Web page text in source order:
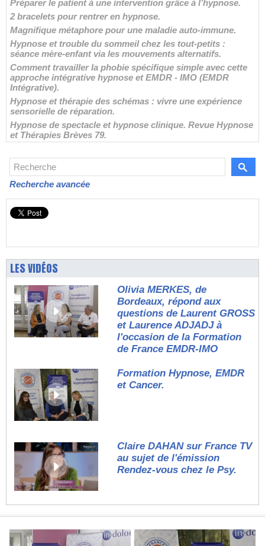
Préparer le patient à une intervention grâce à l’hypnose.
2 bracelets pour rentrer en hypnose.
Magnifique métaphore pour une maladie auto-immune.
Hypnose et trouble du sommeil chez les tout-petits :
séance mère-enfant via les mouvements alternatifs.
Comment travailler la phobie spécifique simple avec cette
approche intégrative hypnose et EMDR - IMO (EMDR
Intégrative).
Hypnose et thérapie des schémas : vivre une expérience
sensorielle de réparation.
Hypnose de spectacle et hypnose clinique. Revue Hypnose
et Thérapies Brèves 79.
Recherche avancée
LES VIDÉOS
Olivia MERKES, de
Bordeaux, répond aux
questions de Laurent GROSS
et Laurence ADJADJ à
l'occasion de la Formation
de France EMDR-IMO
Formation Hypnose, EMDR
et Cancer.
Claire DAHAN sur France TV
au sujet de l'émission
Rendez-vous chez le Psy.